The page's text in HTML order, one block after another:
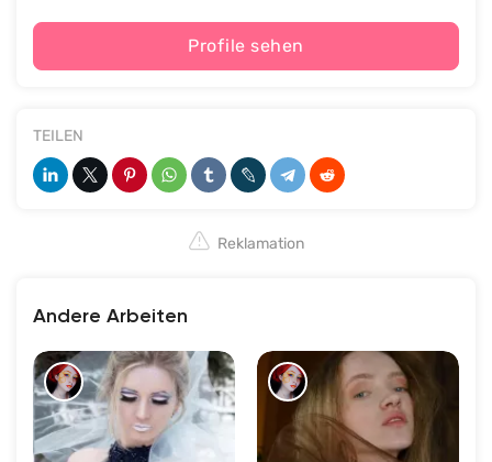
Profile sehen
TEILEN
Reklamation
Andere Arbeiten